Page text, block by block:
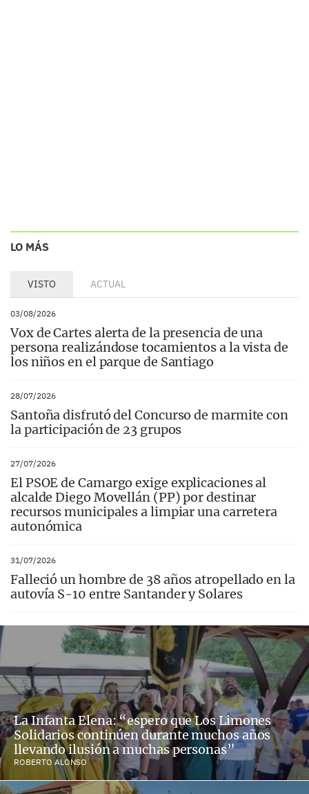
LO MÁS
VISTO ACTUAL
03/08/2026
Vox de Cartes alerta de la presencia de una
persona realizándose tocamientos a la vista de
los niños en el parque de Santiago
28/07/2026
Santoña disfrutó del Concurso de marmite con
la participación de 23 grupos
27/07/2026
El PSOE de Camargo exige explicaciones al
alcalde Diego Movellán (PP) por destinar
recursos municipales a limpiar una carretera
autonómica
31/07/2026
Falleció un hombre de 38 años atropellado en la
autovía S-10 entre Santander y Solares
La Infanta Elena: “espero que Los Limones
Solidarios continúen durante muchos años
llevando ilusión a muchas personas”
ROBERTO ALONSO